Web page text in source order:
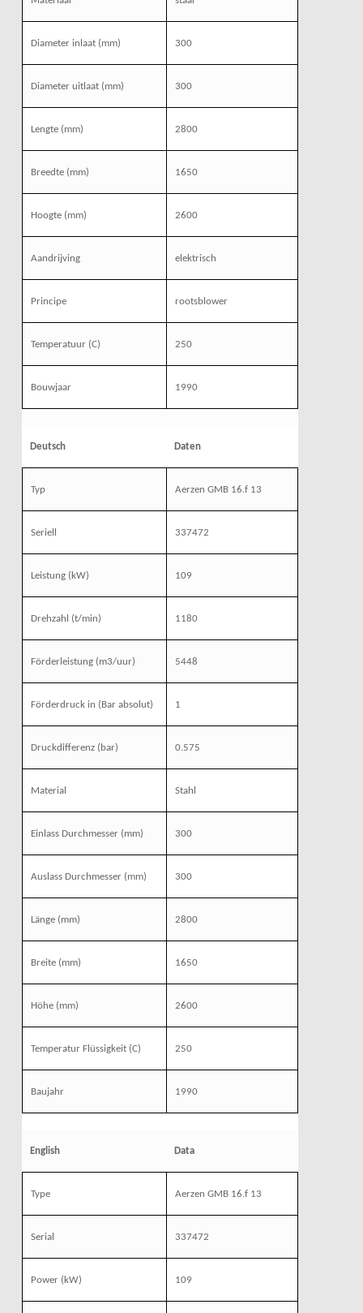
Diameter inlaat (mm) 300
Diameter uitlaat (mm) 300
Lengte (mm) 2800
Breedte (mm) 1650
Hoogte (mm) 2600
Aandrijving elektrisch
Principe rootsblower
Temperatuur (C) 250
Bouwjaar 1990
Deutsch Daten
Typ Aerzen GMB 16.f 13
Seriell 337472
Leistung(kW) 109
Drehzahl (t/min) 1180
Förderleistung(m3/uur) 5448
Förderdruckin (Bar absolut) 1
Druckdifferenz (bar) 0.575
Material Stahl
Einlass Durchmesser(mm) 300
Auslass Durchmesser(mm) 300
Länge(mm) 2800
Breite(mm) 1650
Höhe(mm) 2600
Temperatur Flüssigkeit (C) 250
Baujahr 1990
English Data
Type Aerzen GMB 16.f 13
Serial 337472
Power(kW) 109